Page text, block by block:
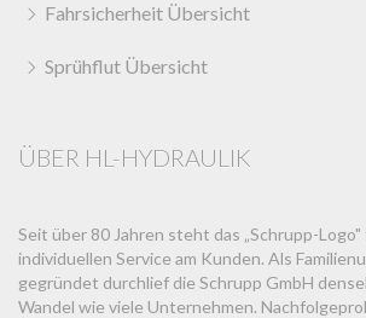
Fahrsicherheit Übersicht
Sprühflut Übersicht
ÜBER HL-HYDRAULIK
Seit über 80 Jahren steht das „Schrupp-
individuellen Service am Kunden. Als
gegründet durchlief die Schrupp GmbH
Wandel wie viele Unternehmen.